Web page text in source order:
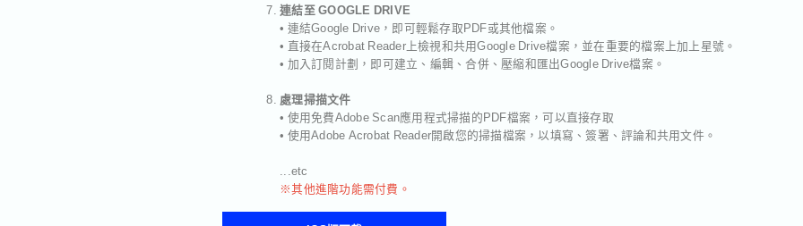
連結至 GOOGLE DRIVE
• 連結Google Drive，即可輕鬆存取PDF或其他檔案。
• 直接在Acrobat Reader上檢視和共用Google Drive檔案，並在重要的檔案上加上星號。
• 加入訂閱計劃，即可建立、編輯、合併、壓縮和匯出Google Drive檔案。
處理掃描文件
• 使用免費Adobe Scan應用程式掃描的PDF檔案，可以直接存取
• 使用Adobe Acrobat Reader開啟您的掃描檔案，以填寫、簽署、評論和共用文件。
...etc
※其他進階功能需付費。